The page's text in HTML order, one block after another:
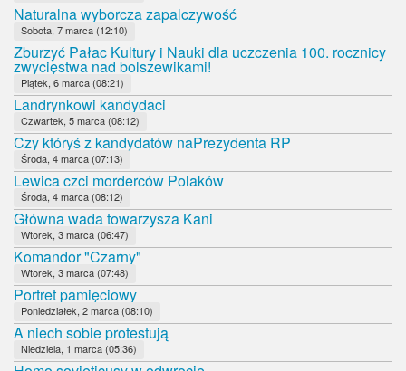
Naturalna wyborcza zapalczywość
Sobota, 7 marca (12:10)
Zburzyć Pałac Kultury i Nauki dla uczczenia 100. rocznicy
zwycięstwa nad bolszewikami!
Piątek, 6 marca (08:21)
Landrynkowi kandydaci
Czwartek, 5 marca (08:12)
Czy któryś z kandydatów naPrezydenta RP
Środa, 4 marca (07:13)
Lewica czci morderców Polaków
Środa, 4 marca (08:12)
Główna wada towarzysza Kani
Wtorek, 3 marca (06:47)
Komandor "Czarny"
Wtorek, 3 marca (07:48)
Portret pamięciowy
Poniedziałek, 2 marca (08:10)
A niech sobie protestują
Niedziela, 1 marca (05:36)